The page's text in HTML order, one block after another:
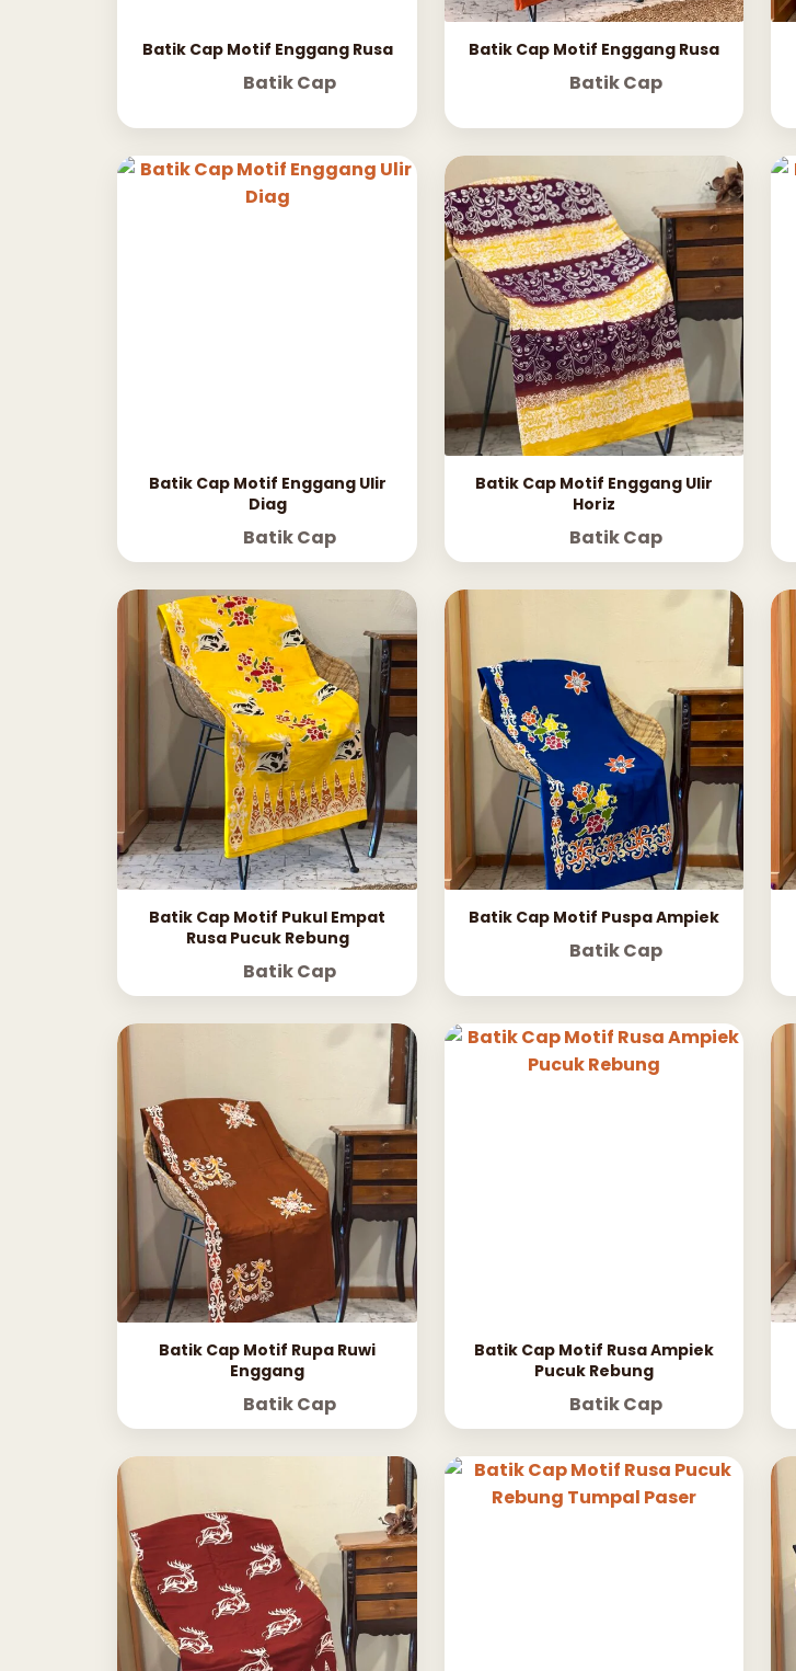
Batik Cap Motif Enggang Rusa
Batik Cap
Batik Cap Motif Enggang Rusa
Batik Cap
Batik Cap Motif Enggang Ulir
Diag
Batik Cap
Batik Cap Motif Enggang Ulir
Horiz
Batik Cap
Batik Cap Motif Pukul Empat
Rusa Pucuk Rebung
Batik Cap
Batik Cap Motif Puspa Ampiek
Batik Cap
Batik Cap Motif Rupa Ruwi
Enggang
Batik Cap
Batik Cap Motif Rusa Ampiek
Pucuk Rebung
Batik Cap